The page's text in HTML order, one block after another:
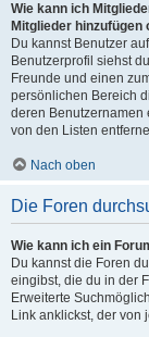
Wie kann ich
Mitglieder
Du kannst Benutzer
Benutzerprofil siehst
Freunde und einen
persönlichen Bereich
deren Benutzernamen
von den Listen
Nach oben
Die Foren
Wie kann ich ein
Du kannst die Foren
eingibst, die du in der
Erweiterte
Link anklickst, der von